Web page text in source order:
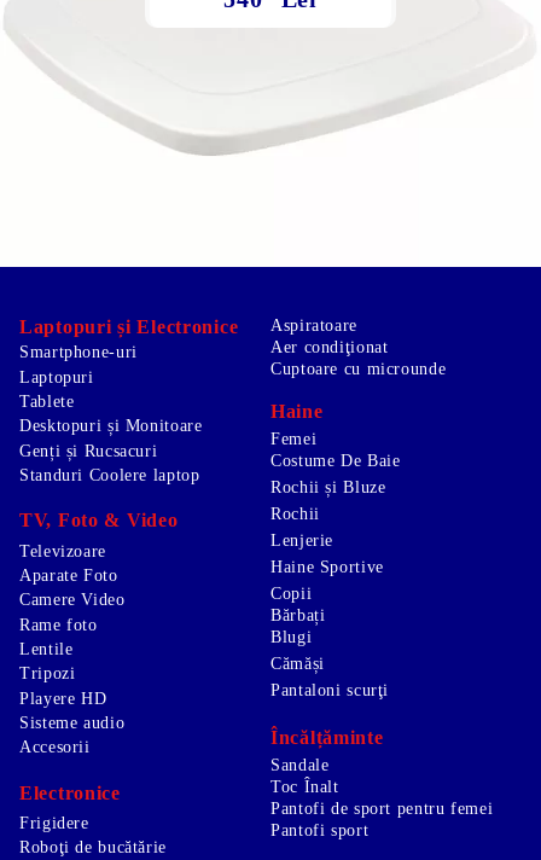
Laptopuri și Electronice
Smartphone-uri
Laptopuri
Tablete
Desktopuri și Monitoare
Genți și Rucsacuri
Standuri Coolere laptop
TV, Foto & Video
Televizoare
Aparate Foto
Camere Video
Rame foto
Lentile
Tripozi
Playere HD
Sisteme audio
Accesorii
Electronice
Frigidere
Roboţi de bucătărie
Aspiratoare
Aer condiţionat
Cuptoare cu microunde
Haine
Femei
Costume De Baie
Rochii și Bluze
Rochii
Lenjerie
Haine Sportive
Copii
Bărbați
Blugi
Cămăși
Pantaloni scurţi
Încălțăminte
Sandale
Toc Înalt
Pantofi de sport pentru femei
Pantofi sport